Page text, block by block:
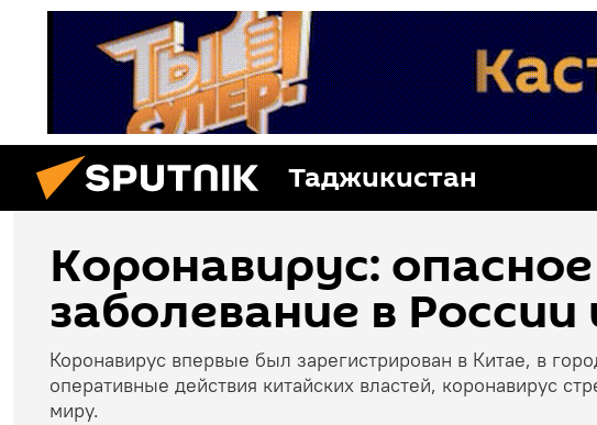
Таджикистан
Коронавирус: опасное
заболевание в
Коронавирус впервые был зарегистрирован в Китае, в
оперативные действия китайских властей, коронавирус
миру.